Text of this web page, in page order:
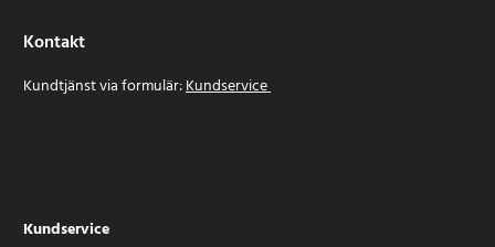
Kontakt
Kundtjänst via formulär:Kundservice
Kundservice